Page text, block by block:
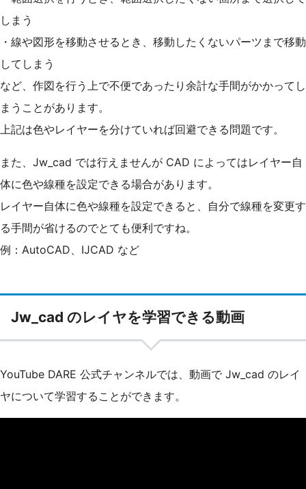
しまう
・線や図形を移動させるとき、移動したくないパーツまで移動
してしまう
など、作図を行う上で不便であったり余計な手間がかかってし
まうことがあります。
上記は色やレイヤーを分けていれば回避できる問題です。
また、Jw_cad では行えませんが CAD によってはレイヤー自
体に色や線種を設定できる場合があります。
レイヤー自体に色や線種を設定できると、自分で線種を変更す
る手間が省けるのでとても便利ですね。
例：AutoCAD、IJCAD など
Jw_cad のレイヤを学習できる動画
YouTube DARE 公式チャンネルでは、動画で Jw_cad のレイ
ヤについて学習することができます。